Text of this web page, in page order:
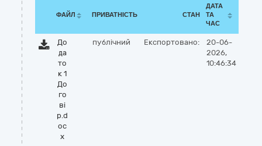
ФАЙЛ ПРИВАТНІСТЬ СТАН
ДАТА
ТА
ЧАС
До
да
то
к 1
До
го
ві
р.d
oc
x
публічний Експортовано:
20-06-
2026,
10:46:34